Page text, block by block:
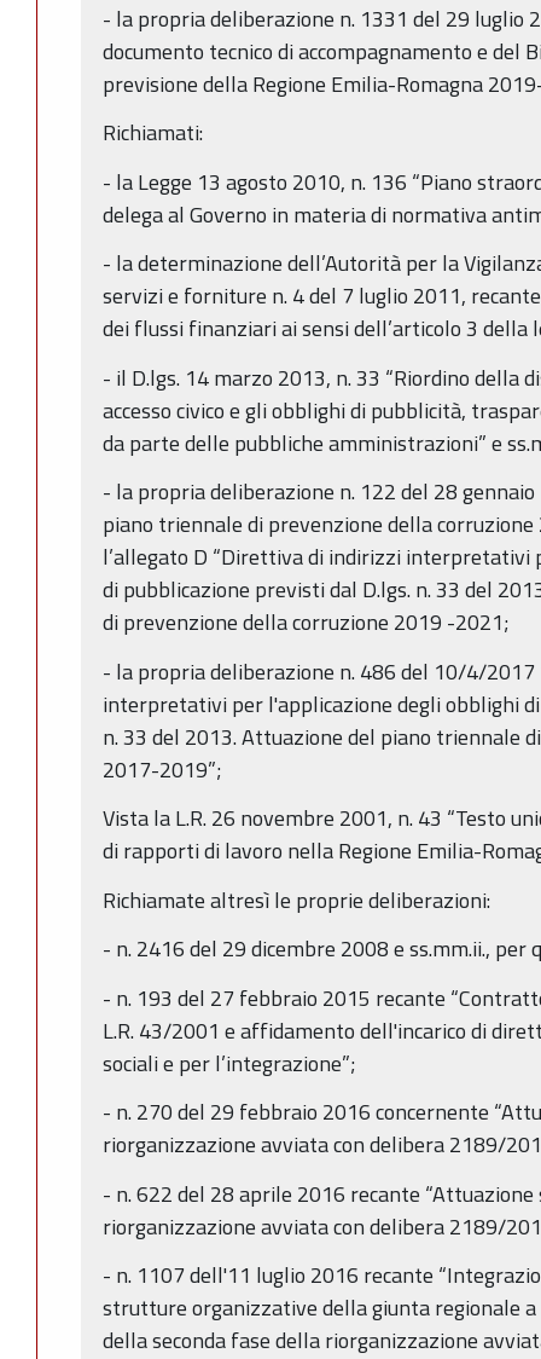
- la propria deliberazione n. 1331 del 29 luglio
documento tecnico di accompagnamento e del
previsione della Regione Emilia-Romagna
Richiamati:
- la Legge 13 agosto 2010, n. 136 “Piano
delega al Governo in materia di normativa
- la determinazione dell’Autorità per la
servizi e forniture n. 4 del 7 luglio 2011,
dei flussi finanziari ai sensi dell’articolo 3 della
- il D.lgs. 14 marzo 2013, n. 33 “Riordino della
accesso civico e gli obblighi di pubblicità,
da parte delle pubbliche amministrazioni” e
- la propria deliberazione n. 122 del 28
piano triennale di prevenzione della
l’allegato D “Direttiva di indirizzi interpretativi
di pubblicazione previsti dal D.lgs. n. 33 del
di prevenzione della corruzione 2019 -2021;
- la propria deliberazione n. 486 del 10/4/
interpretativi per l'applicazione degli obblighi
n. 33 del 2013. Attuazione del piano triennale
2017-2019”;
Vista la L.R. 26 novembre 2001, n. 43 “Testo
di rapporti di lavoro nella Regione Emilia-
Richiamate altresì le proprie deliberazioni:
- n. 2416 del 29 dicembre 2008 e ss.mm.ii., per
- n. 193 del 27 febbraio 2015 recante
L.R. 43/2001 e affidamento dell'incarico di
sociali e per l’integrazione”;
- n. 270 del 29 febbraio 2016 concernente
riorganizzazione avviata con delibera 2189/
- n. 622 del 28 aprile 2016 recante “Attuazione
riorganizzazione avviata con delibera 2189/
- n. 1107 dell'11 luglio 2016 recante
strutture organizzative della giunta regionale
della seconda fase della riorganizzazione